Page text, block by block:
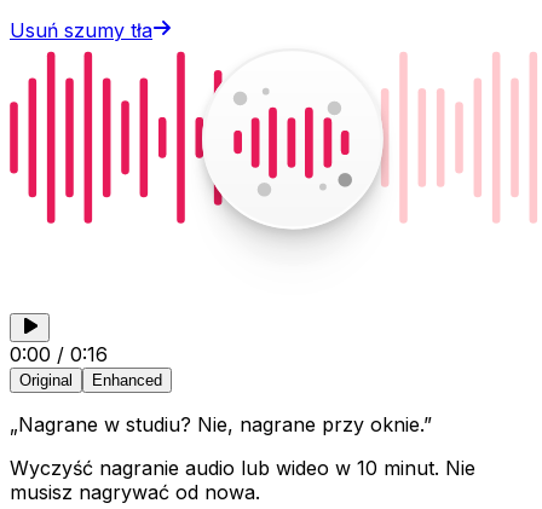
Usuń szumy tła
0:00 / 0:16
Original Enhanced
„Nagrane w studiu? Nie, nagrane przy oknie.”
Wyczyść nagranie audio lub wideo w 10 minut. Nie
musisz nagrywać od nowa.